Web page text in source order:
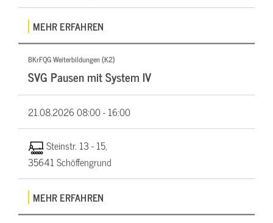
MEHR ERFAHREN
BKrFQG Weiterbildungen (K2)
SVG Pausen mit System IV
21.08.202608:00 - 16:00
Steinstr. 13 - 15,
35641 Schöffengrund
MEHR ERFAHREN